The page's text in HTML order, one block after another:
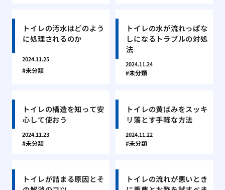
トイレの汚水はどのよう
に処理されるのか
2024.11.25
未分類
トイレの水が流れっぱな
しになるトラブルの対処
法
2024.11.24
未分類
トイレの構造を知って安
心して使おう
2024.11.23
未分類
トイレの黄ばみをスッキ
リ落とす手軽な方法
2024.11.22
未分類
トイレが詰まる原因とそ
トイレの流れが悪いとき